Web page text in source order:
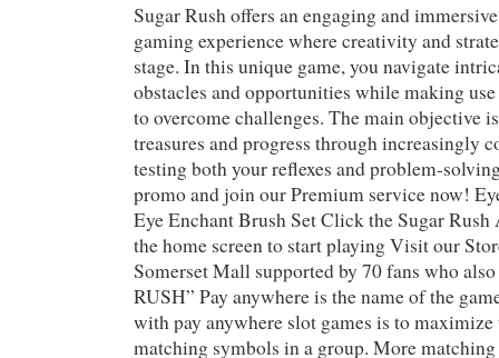
Sugar Rush offers an engaging and
gaming experience where creativity and
stage. In this unique game, you navigate
obstacles and opportunities while making
to overcome challenges. The main objective
treasures and progress through increasingly
testing both your reflexes and problem-
promo and join our Premium service now!
Eye Enchant Brush Set Click the Sugar
the home screen to start playing Visit our
Somerset Mall supported by 70 fans who
RUSH” Pay anywhere is the name of the
with pay anywhere slot games is to
matching symbols in a group. More